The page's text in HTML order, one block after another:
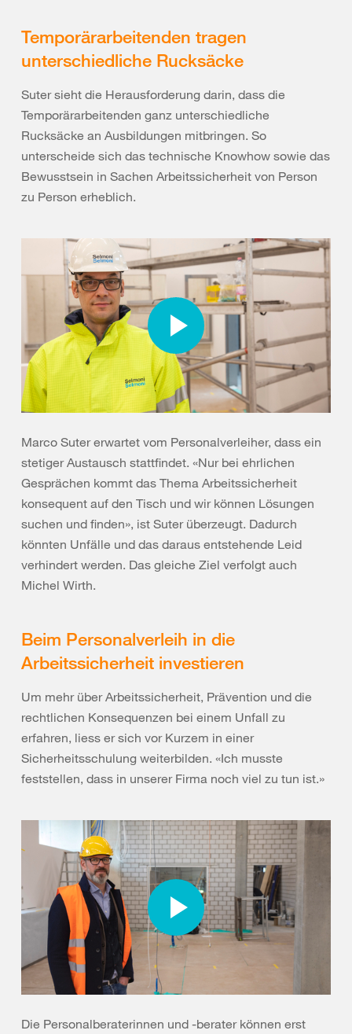
Temporärarbeitenden tragen
unterschiedliche Rucksäcke
Suter sieht die Herausforderung darin, dass die
Temporärarbeitenden ganz unterschiedliche
Rucksäcke an Ausbildungen mitbringen. So
unterscheide sich das technische Knowhow sowie das
Bewusstsein in Sachen Arbeitssicherheit von Person
zu Person erheblich.
Marco Suter erwartet vom Personalverleiher, dass ein
stetiger Austausch stattfindet. «Nur bei ehrlichen
Gesprächen kommt das Thema Arbeitssicherheit
konsequent auf den Tisch und wir können Lösungen
suchen und finden», ist Suter überzeugt. Dadurch
könnten Unfälle und das daraus entstehende Leid
verhindert werden. Das gleiche Ziel verfolgt auch
Michel Wirth.
Beim Personalverleih in die
Arbeitssicherheit investieren
Um mehr über Arbeitssicherheit, Prävention und die
rechtlichen Konsequenzen bei einem Unfall zu
erfahren, liess er sich vor Kurzem in einer
Sicherheitsschulung weiterbilden. «Ich musste
feststellen, dass in unserer Firma noch viel zu tun ist.»
Die Personalberaterinnen und -berater können erst